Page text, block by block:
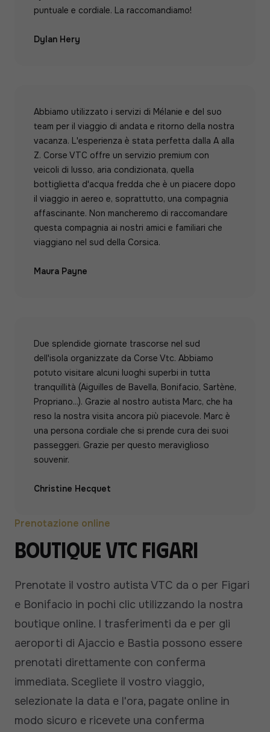
puntuale e cordiale. La raccomandiamo!
Dylan Hery
Abbiamo utilizzato i servizi di Mélanie e del suo
team per il viaggio di andata e ritorno della nostra
vacanza. L'esperienza è stata perfetta dalla A alla
Z. Corse VTC offre un servizio premium con
veicoli di lusso, aria condizionata, quella
bottiglietta d'acqua fredda che è un piacere dopo
il viaggio in aereo e, soprattutto, una compagnia
affascinante. Non mancheremo di raccomandare
questa compagnia ai nostri amici e familiari che
viaggiano nel sud della Corsica.
Maura Payne
Due splendide giornate trascorse nel sud
dell'isola organizzate da Corse Vtc. Abbiamo
potuto visitare alcuni luoghi superbi in tutta
tranquillità (Aiguilles de Bavella, Bonifacio, Sartène,
Propriano...). Grazie al nostro autista Marc, che ha
reso la nostra visita ancora più piacevole. Marc è
una persona cordiale che si prende cura dei suoi
passeggeri. Grazie per questo meraviglioso
souvenir.
Christine Hecquet
Prenotazione online
Boutique VTC Figari
Prenotate il vostro autista VTC da o per Figari
e Bonifacio in pochi clic utilizzando la nostra
boutique online. I trasferimenti da e per gli
aeroporti di Ajaccio e Bastia possono essere
prenotati direttamente con conferma
immediata. Scegliete il vostro viaggio,
selezionate la data e l'ora, pagate online in
modo sicuro e ricevete una conferma